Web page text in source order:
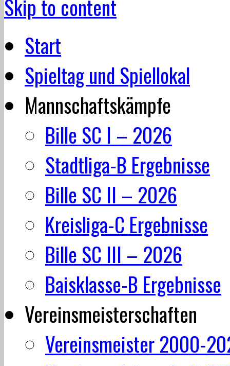
Skip to content
Start
Spieltag und Spiellokal
Mannschaftskämpfe
Bille SC I – 2026
Stadtliga-B Ergebnisse
Bille SC II – 2026
Kreisliga-C Ergebnisse
Bille SC III – 2026
Baisklasse-B Ergebnisse
Vereinsmeisterschaften
Vereinsmeister 2000-